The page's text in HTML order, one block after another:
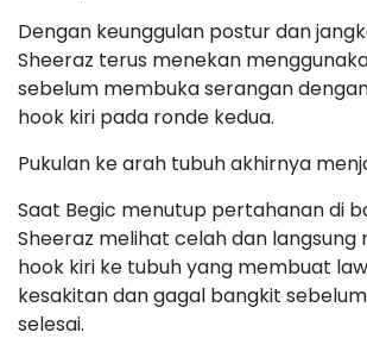
Dengan keunggulan postur dan
Sheeraz terus menekan
sebelum membuka serangan
hook kiri pada ronde kedua.
Pukulan ke arah tubuh akhirnya
Saat Begic menutup pertahanan di
Sheeraz melihat celah dan langsung
hook kiri ke tubuh yang membuat
kesakitan dan gagal bangkit
selesai.